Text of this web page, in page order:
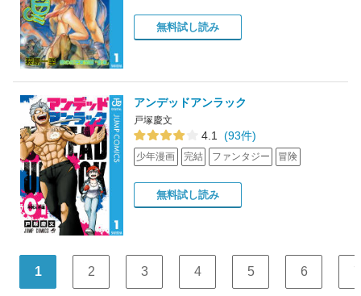
無料試し読み
アンデッドアンラック
戸塚慶文
4.1 (93件)
少年漫画 完結 ファンタジー 冒険
無料試し読み
1 2 3 4 5 6 7